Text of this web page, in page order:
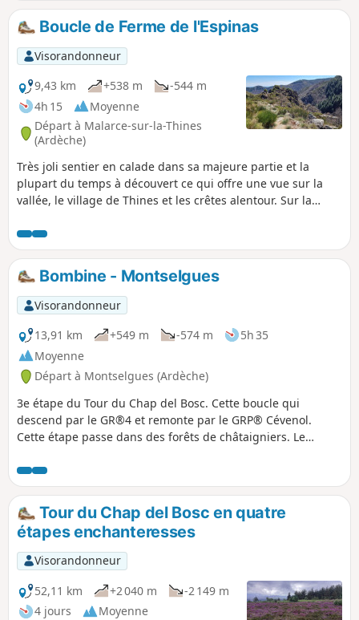
Boucle de Ferme de l'Espinas
Visorandonneur
9,43 km
+538 m
-544 m
4h 15
Moyenne
Départ à Malarce-sur-la-Thines
(Ardèche)
Très joli sentier en calade dans sa majeure partie et la
plupart du temps à découvert ce qui offre une vue sur la
vallée, le village de Thines et les crêtes alentour. Sur la
l'Espinas, datant des 13e et 14e siècles et classée
monument historique.
Bombine - Montselgues
Visorandonneur
13,91 km
+549 m -574 m
5h 35
Moyenne
Départ à Montselgues (Ardèche)
3e étape du Tour du Chap del Bosc. Cette boucle qui
descend par le GR®4 et remonte par le GRP® Cévenol.
Cette étape passe dans des forêts de châtaigniers. Le
aussi magnifiques
Tour du Chap del Bosc en quatre
étapes enchanteresses
Visorandonneur
52,11 km
+2 040 m
-2 149 m
4 jours
Moyenne